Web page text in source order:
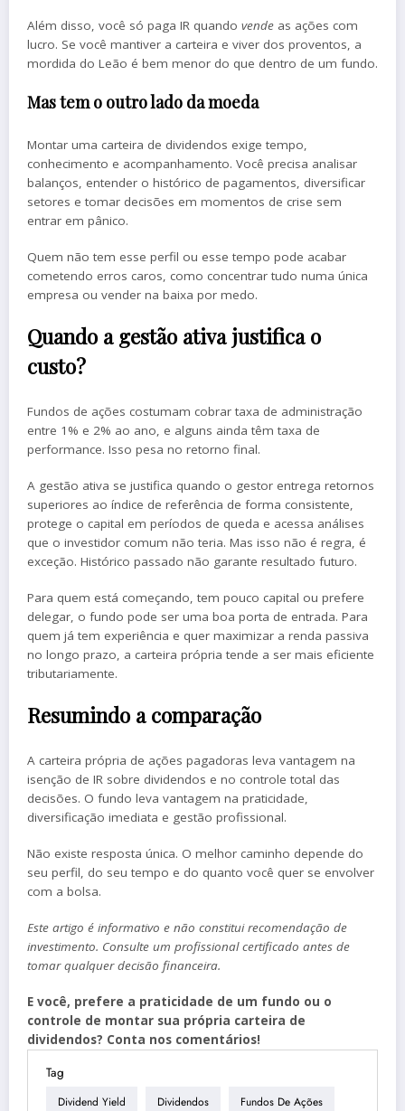
Além disso, você só paga IR quando vende as ações com
lucro. Se você mantiver a carteira e viver dos proventos, a
mordida do Leão é bem menor do que dentro de um fundo.
Mas tem o outro lado da moeda
Montar uma carteira de dividendos exige tempo,
conhecimento e acompanhamento. Você precisa analisar
balanços, entender o histórico de pagamentos, diversificar
setores e tomar decisões em momentos de crise sem
entrar em pânico.
Quem não tem esse perfil ou esse tempo pode acabar
cometendo erros caros, como concentrar tudo numa única
empresa ou vender na baixa por medo.
Quando a gestão ativa justifica o
custo?
Fundos de ações costumam cobrar taxa de administração
entre 1% e 2% ao ano, e alguns ainda têm taxa de
performance. Isso pesa no retorno final.
A gestão ativa se justifica quando o gestor entrega retornos
superiores ao índice de referência de forma consistente,
protege o capital em períodos de queda e acessa análises
que o investidor comum não teria. Mas isso não é regra, é
exceção. Histórico passado não garante resultado futuro.
Para quem está começando, tem pouco capital ou prefere
delegar, o fundo pode ser uma boa porta de entrada. Para
quem já tem experiência e quer maximizar a renda passiva
no longo prazo, a carteira própria tende a ser mais eficiente
tributariamente.
Resumindo a comparação
A carteira própria de ações pagadoras leva vantagem na
isenção de IR sobre dividendos e no controle total das
decisões. O fundo leva vantagem na praticidade,
diversificação imediata e gestão profissional.
Não existe resposta única. O melhor caminho depende do
seu perfil, do seu tempo e do quanto você quer se envolver
com a bolsa.
Este artigo é informativo e não constitui recomendação de
investimento. Consulte um profissional certificado antes de
tomar qualquer decisão financeira.
E você, prefere a praticidade de um fundo ou o
controle de montar sua própria carteira de
dividendos? Conta nos comentários!
Tag
Dividend Yield Dividendos Fundos De Ações